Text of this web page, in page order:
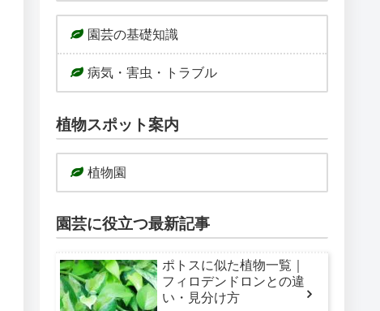
園芸の基礎知識
病気・害虫・トラブル
植物スポット案内
植物園
園芸に役立つ最新記事
ポトスに似た植物一覧｜
フィロデンドロンとの違
い・見分け方